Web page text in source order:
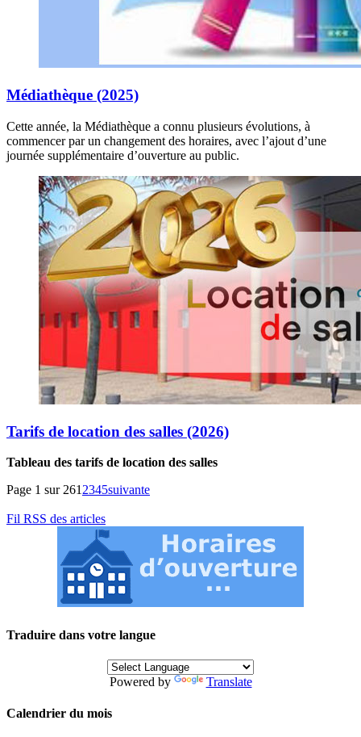
Médiathèque (2025)
Cette année, la Médiathèque a connu plusieurs évolutions, à
commencer par un changement des horaires, avec l’ajout d’une
journée supplémentaire d’ouverture au public.
Tarifs de location des salles (2026)
Tableau des tarifs de location des salles
Page 1 sur 261 2345suivante
Fil RSS des articles
Traduire dans votre langue
Powered by Translate
Calendrier du mois